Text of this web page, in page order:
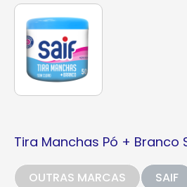
Tira Manchas Pó + Branco
OUTRAS MARCAS SAIF